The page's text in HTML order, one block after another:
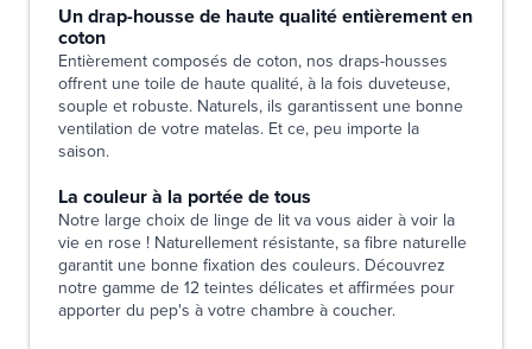
Un drap-housse de haute qualité entièrement en
coton
Entièrement composés de coton, nos draps-housses
offrent une toile de haute qualité, à la fois duveteuse,
souple et robuste. Naturels, ils garantissent une bonne
ventilation de votre matelas. Et ce, peu importe la
saison.
La couleur à la portée de tous
Notre large choix de linge de lit va vous aider à voir la
vie en rose ! Naturellement résistante, sa fibre naturelle
garantit une bonne fixation des couleurs. Découvrez
notre gamme de 12 teintes délicates et affirmées pour
apporter du pep's à votre chambre à coucher.